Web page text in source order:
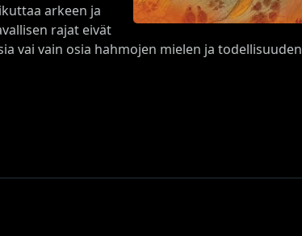
arkeen ja
rajat eivät
vai vain osia hahmojen mielen ja todellisuuden